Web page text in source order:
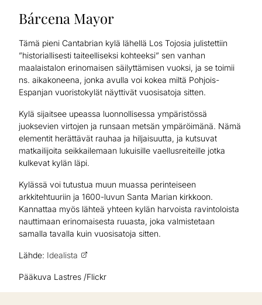
Bárcena Mayor
Tämä pieni Cantabrian kylä lähellä Los Tojosia julistettiin
”historiallisesti taiteelliseksi kohteeksi” sen vanhan
maalaistalon erinomaisen säilyttämisen vuoksi, ja se toimii
ns. aikakoneena, jonka avulla voi kokea miltä Pohjois-
Espanjan vuoristokylät näyttivät vuosisatoja sitten.
Kylä sijaitsee upeassa luonnollisessa ympäristössä
juoksevien virtojen ja runsaan metsän ympäröimänä. Nämä
elementit herättävät rauhaa ja hiljaisuutta, ja kutsuvat
matkailijoita seikkailemaan lukuisille vaellusreiteille jotka
kulkevat kylän läpi.
Kylässä voi tutustua muun muassa perinteiseen
arkkitehtuuriin ja 1600-luvun Santa Marian kirkkoon.
Kannattaa myös lähteä yhteen kylän harvoista ravintoloista
nauttimaan erinomaisesta ruuasta, joka valmistetaan
samalla tavalla kuin vuosisatoja sitten.
Lähde: Idealista
Pääkuva Lastres /Flickr